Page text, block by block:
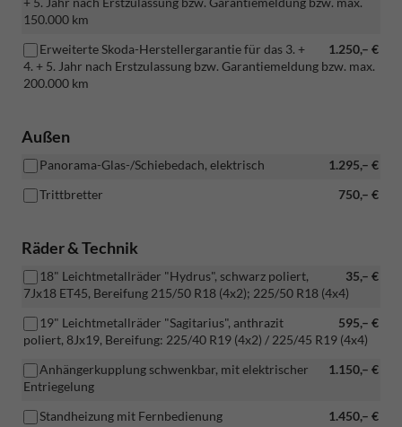
150.000 km
1.250,– €
Erweiterte Skoda-Herstellergarantie für das 3. +
4. + 5. Jahr nach Erstzulassung bzw. Garantiemeldung bzw. max.
200.000 km
Außen
1.295,– €
Panorama-Glas-/Schiebedach, elektrisch
750,– €
Trittbretter
Räder & Technik
35,– €
18" Leichtmetallräder "Hydrus", schwarz poliert,
7Jx18 ET45, Bereifung 215/50 R18 (4x2); 225/50 R18 (4x4)
595,– €
19" Leichtmetallräder "Sagitarius", anthrazit
poliert, 8Jx19, Bereifung: 225/40 R19 (4x2) / 225/45 R19 (4x4)
1.150,– €
Anhängerkupplung schwenkbar, mit elektrischer
Entriegelung
1.450,– €
Standheizung mit Fernbedienung